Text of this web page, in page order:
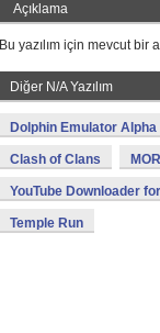
Açıklama
Bu yazılım için mevcut bir
Diğer N/A Yazılım
Dolphin Emulator Alpha
Clash of Clans
YouTube Downloader
Temple Run